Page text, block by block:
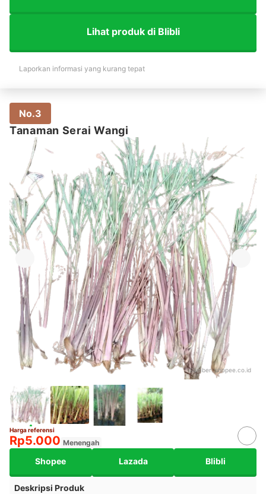
Lihat produk di Blibli
Laporkan informasi yang kurang tepat
No.3
Tanaman Serai Wangi
Sumber:shopee.co.id
Harga referensi
Rp5.000 Menengah
Shopee Lazada Blibli
Deskripsi Produk